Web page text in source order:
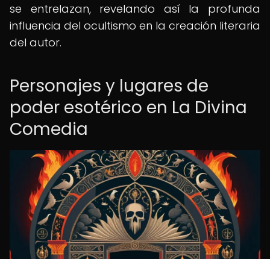
se entrelazan, revelando así la profunda
influencia del ocultismo en la creación literaria
del autor.
Personajes y lugares de
poder esotérico en La Divina
Comedia